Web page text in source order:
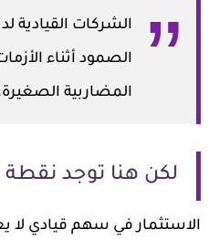
الشركات القيادية
الصمود أثناء
المضاربية الصغيرة.
لكن هنا توجد نقطة
الاستثمار في سهم قيادي لا